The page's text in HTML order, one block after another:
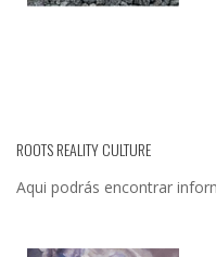
ROOTS REALITY CULTURE
Aqui podrás encontrar